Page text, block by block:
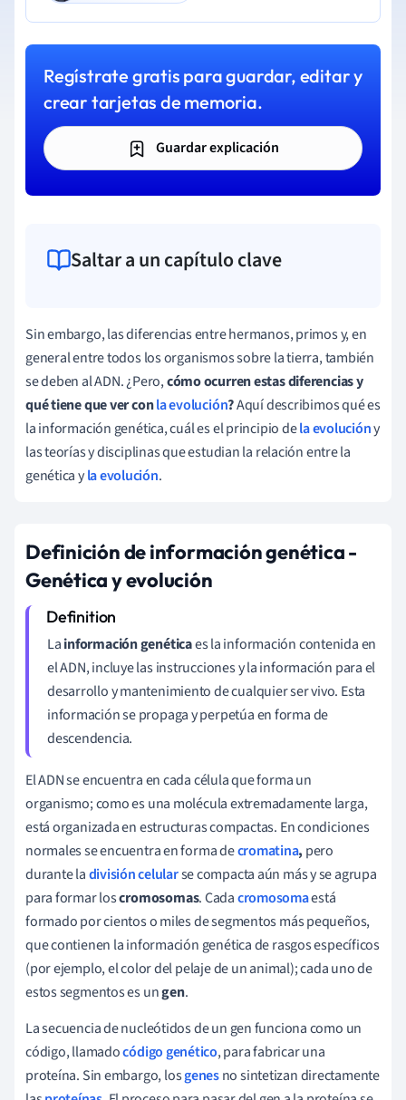
Regístrate gratis para guardar, editar y
crear tarjetas de memoria.
Guardar explicación
Saltar a un capítulo clave
Sin embargo, las diferencias entre hermanos, primos y, en
general entre todos los organismos sobre la tierra, también
se deben al ADN. ¿Pero,cómo ocurren estas diferencias y
qué tiene que ver conla evolución?Aquí describimos qué es
la información genética, cuál es el principio dela evolucióny
las teorías y disciplinas que estudian la relación entre la
genética yla evolución.
Definición deinformación genética -
Genética y evolución
Lainformación genéticaes la información contenida en
el ADN, incluye las instrucciones y la información para el
desarrollo y mantenimiento de cualquier ser vivo. Esta
información se propaga y perpetúa en forma de
descendencia.
El ADN se encuentra en cada célula que forma un
organismo; como es una molécula extremadamente larga,
está organizada en estructuras compactas. En condiciones
normales se encuentra en forma decromatina, pero
durante ladivisión celularse compacta aún más y se agrupa
para formar loscromosomas. Cadacromosomaestá
formado por cientos o miles de segmentos más pequeños,
que contienen la información genética de rasgos específicos
(por ejemplo, el color del pelaje de un animal); cada uno de
estos segmentos es ungen.
La secuencia de nucleótidos de un gen funciona como un
código, llamadocódigo genético, para fabricar una
proteína. Sin embargo, losgenesno sintetizan directamente